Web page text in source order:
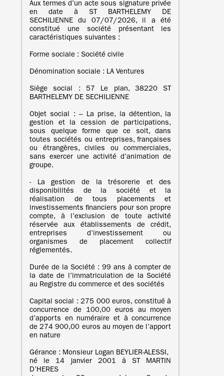
Aux termes d’un acte sous signature privée
en date à ST BARTHELEMY DE
SECHILIENNE du 07/07/2026, il a été
constitué une société présentant les
caractéristiques suivantes :
Forme sociale : Société civile
Dénomination sociale : LA Ventures
Siège social : 57 Le plan, 38220 ST
BARTHELEMY DE SECHILIENNE
Objet social : – La prise, la détention, la
gestion et la cession de participations,
sous quelque forme que ce soit, dans
toutes sociétés ou entreprises, françaises
ou étrangères, civiles ou commerciales,
sans exercer une activité d’animation de
groupe.
- La gestion de la trésorerie et des
disponibilités de la société et la
réalisation de tous placements et
investissements financiers pour son propre
compte, à l’exclusion de toute activité
réservée aux établissements de crédit,
entreprises d’investissement ou
organismes de placement collectif
réglementés.
Durée de la Société : 99 ans à compter de
la date de l’immatriculation de la Société
au Registre du commerce et des sociétés
Capital social : 275 000 euros, constitué à
concurrence de 100,00 euros au moyen
d’apports en numéraire et à concurrence
de 274 900,00 euros au moyen de l’apport
en nature
Gérance : Monsieur Logan BEYLIER-ALESSI,
né le 14 janvier 2001 à ST MARTIN
D’HERES